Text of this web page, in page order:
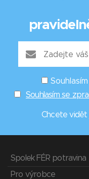
Souhlasím se
Chcete vidět
Spolek FÉR potravina
Pro výrobce